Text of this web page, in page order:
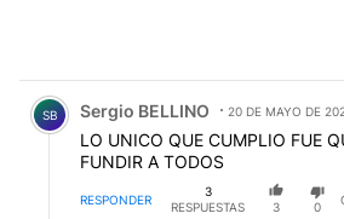
Comentario de Sergio BELLINO.
SB Sergio BELLINO 20 DE MAYO DE
LO UNICO QUE CUMPLIO FUE
FUNDIR A TODOS
RESPONDER
3
RESPUESTAS
3 0